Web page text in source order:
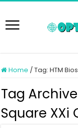
Home /Tag:HTM
Tag
Square XXi